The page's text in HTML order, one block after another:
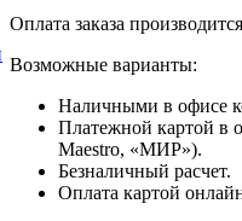
Оплата заказа
Возможные варианты:
Наличными в офисе
Платежной картой в
Maestro, «МИР»).
Безналичный расчет.
Оплата картой